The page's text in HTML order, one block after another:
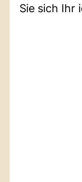
Sie sich Ihr